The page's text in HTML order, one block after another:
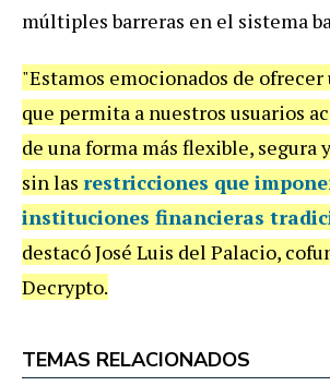
múltiples barreras en el sistema
"Estamos emocionados de
que permita a nuestros usuarios
de una forma más flexible, segura
sin las restricciones que
instituciones financieras
destacóJosé Luis del Palacio,
Decrypto.
TEMAS RELACIONADOS